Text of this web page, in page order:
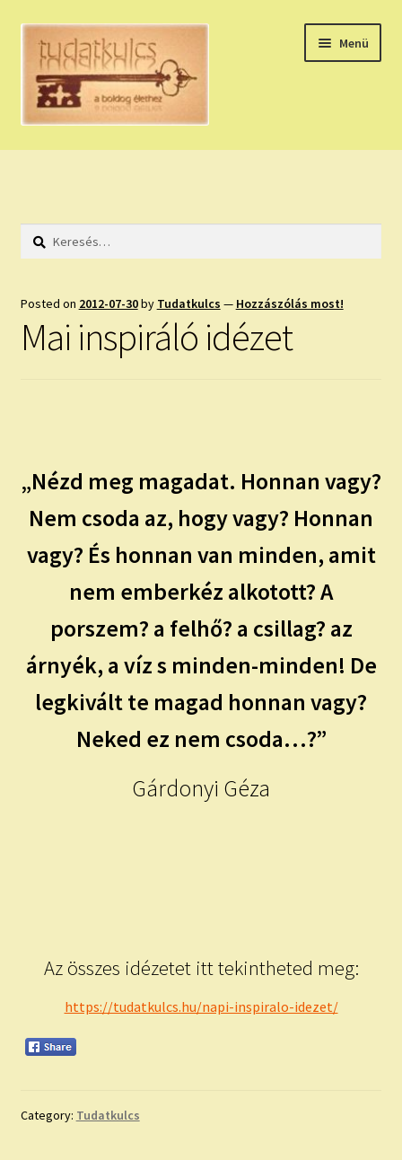
Ugrás
navigációhoz
Kilépés
tartalomba
Menü
HÚZZ EGY KÁRTYÁT!
HOLDNAPTÁR
NAPI ASZTROLÓGIA
menu
ÍRJ NEKEM!
IRATKOZZ FEL A VIDEÓ CSATORNÁNKRA!
TAROT ELEMZÉS MEGRENDELÉSE LIMITÁLT!
AJÁNDÉKOKKAL!
Keresés:
Posted on 2012-07-30by Tudatkulcs — Hozzászólás most!
Mai inspiráló idézet
„Nézd meg magadat. Honnan vagy?
Nem csoda az, hogy vagy? Honnan
vagy? És honnan van minden, amit
nem emberkéz alkotott? A
porszem? a felhő? a csillag? az
árnyék, a víz s minden-minden! De
legkivált te magad honnan vagy?
Neked ez nem csoda…?”
Gárdonyi Géza
Az összes idézetet itt tekintheted meg:
https://tudatkulcs.hu/napi-inspiralo-idezet/
Category: Tudatkulcs